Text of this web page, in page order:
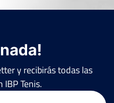
y recibirás todas las
Tenis.